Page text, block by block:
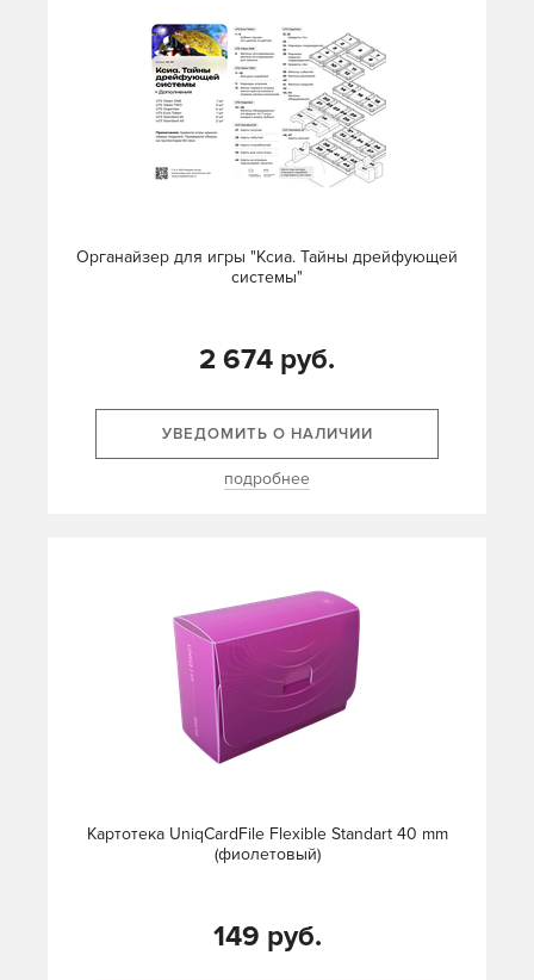
Органайзер для игры "Ксиа. Тайны дрейфующей
системы"
2 674 руб.
УВЕДОМИТЬ О НАЛИЧИИ
подробнее
Картотека UniqCardFile Flexible Standart 40 mm
(фиолетовый)
149 руб.